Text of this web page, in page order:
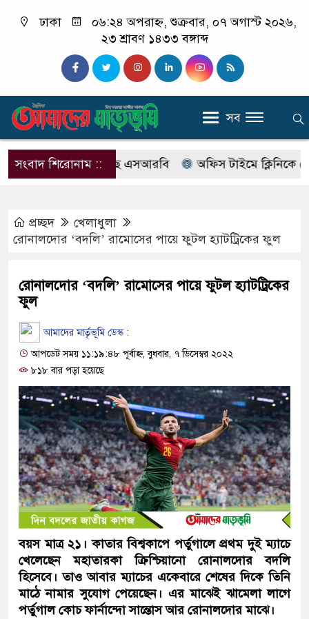
ঢাকা
০৬:২৪ অপরাহ্ন, শুক্রবার, ০৭ অগাস্ট ২০২৬,
২৩ শ্রাবণ ১৪৩৩ বঙ্গাব্দ
সব
সংবাদ শিরোনাম ::
নাম বদলে আসছে এসআরবি অফিস টাইমে ক্লিনিকে রোগী
প্রচ্ছদ
খেলাধুলা
রোনালদোর ‘বদলি’ রামোসের পায়ে ফুটল হ্যাটট্রিকের ফুল
রোনালদোর ‘বদলি’ রামোসের পায়ে ফুটল হ্যাটট্রিকের
ফুল
আমাদের মার্তৃভূমি ডেস্ক :
আপডেট সময় ১১:১৯:৪৮ পূর্বাহ্ন, বুধবার, ৭ ডিসেম্বর ২০২২
৮১৮ বার পড়া হয়েছে
বয়স মাত্র ২১। কাতার বিশ্বকাপে পর্তুগালে প্রথম দুই ম্যাচে
খেলেছেন মহাতারকা ক্রিশ্চিয়ানো রোনালদোর বদলি
হিসেবে। তাও আবার ম্যাচের একেবারে শেষের দিকে তিনি
মাঠে নামার সুযোগ পেয়েছেন। এর মাঝেই ঝামেলা লাগে
পর্তুগাল কোচ ফার্নান্দো সান্তোস আর রোনালদোর মাঝে।